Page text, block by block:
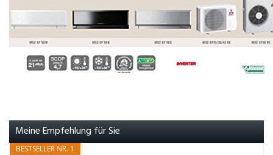
Meine Empfehlung für Sie
BESTSELLER NR. 1